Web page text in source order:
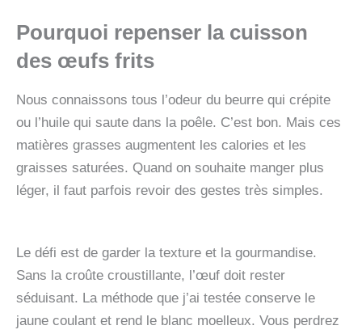
Pourquoi repenser la cuisson
des œufs frits
Nous connaissons tous l’odeur du beurre qui crépite
ou l’huile qui saute dans la poêle. C’est bon. Mais ces
matières grasses augmentent les calories et les
graisses saturées. Quand on souhaite manger plus
léger, il faut parfois revoir des gestes très simples.
Le défi est de garder la texture et la gourmandise.
Sans la croûte croustillante, l’œuf doit rester
séduisant. La méthode que j’ai testée conserve le
jaune coulant et rend le blanc moelleux. Vous perdrez